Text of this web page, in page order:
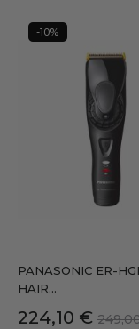
PANASONIC ER-
HAIR...
Precio
224,10 €
-10%